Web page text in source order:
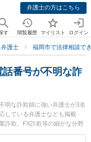
弁護士の方はこちら
す 閲覧履歴 マイリスト ログイン
護士 福岡市で法律相談で
番号が不明な詐
明な詐欺師に強い弁護士が3名
している弁護士なども掲載
詐欺、FX詐欺等の細かな分野
法律事務所の牟田口 裕史弁護